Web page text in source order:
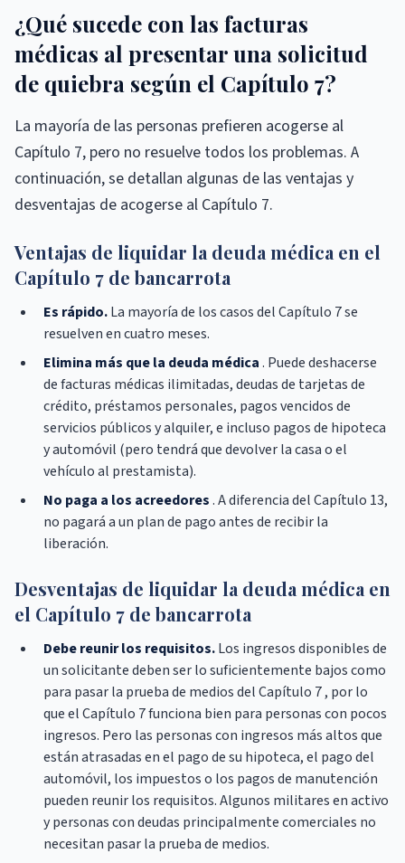
¿Qué sucede con las facturas
médicas al presentar una solicitud
de quiebra según el Capítulo 7?
La mayoría de las personas prefieren acogerse al
Capítulo 7, pero no resuelve todos los problemas. A
continuación, se detallan algunas de las ventajas y
desventajas de acogerse al Capítulo 7.
Ventajas de liquidar la deuda médica en el
Capítulo 7 de bancarrota
Es rápido.La mayoría de los casos del Capítulo 7 se
resuelven en cuatro meses.
Elimina más que la deuda médica. Puede deshacerse
de facturas médicas ilimitadas, deudas de tarjetas de
crédito, préstamos personales, pagos vencidos de
servicios públicos y alquiler, e incluso pagos de hipoteca
y automóvil (pero tendrá que devolver la casa o el
vehículo al prestamista).
No paga a los acreedores. A diferencia del Capítulo 13,
no pagará a un plan de pago antes de recibir la
liberación.
Desventajas de liquidar la deuda médica en
el Capítulo 7 de bancarrota
Debe reunir los requisitos.Los ingresos disponibles de
un solicitante deben ser lo suficientemente bajos como
para pasar la prueba de medios del Capítulo 7 , por lo
que el Capítulo 7 funciona bien para personas con pocos
ingresos. Pero las personas con ingresos más altos que
están atrasadas en el pago de su hipoteca, el pago del
automóvil, los impuestos o los pagos de manutención
pueden reunir los requisitos. Algunos militares en activo
y personas con deudas principalmente comerciales no
necesitan pasar la prueba de medios.